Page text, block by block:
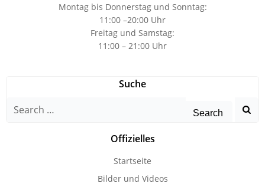
Montag bis Donnerstag und Sonntag:
11:00 –20:00 Uhr
Freitag und Samstag:
11:00 – 21:00 Uhr
Suche
Search
Offizielles
Startseite
Bilder und Videos